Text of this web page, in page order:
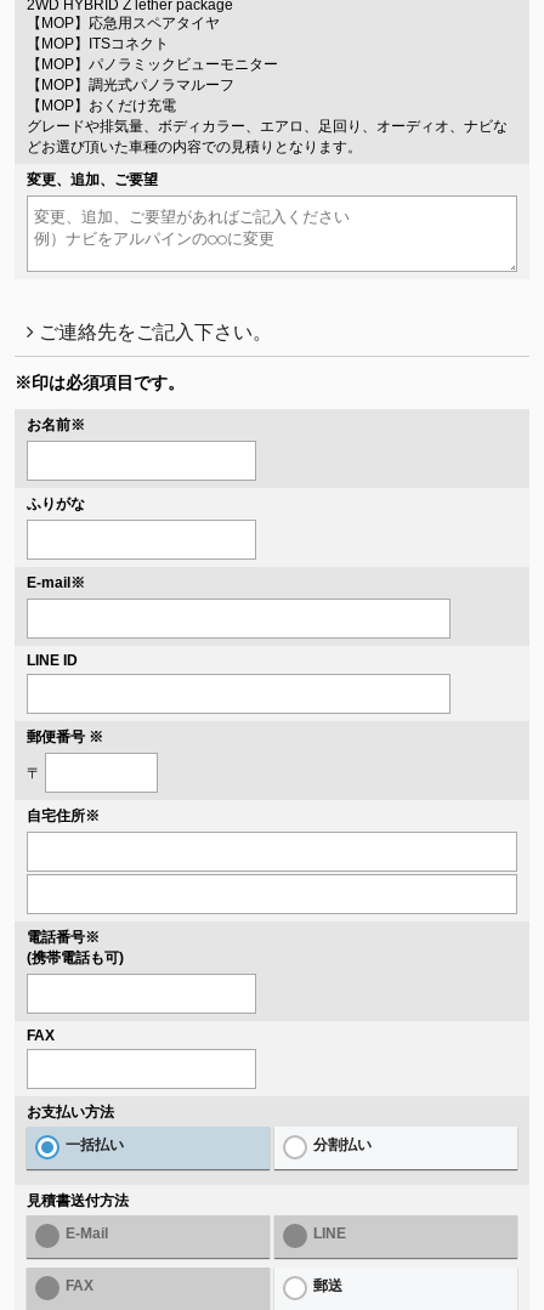
2WD HYBRID Z lether package
【MOP】応急用スペアタイヤ
【MOP】ITSコネクト
【MOP】パノラミックビューモニター
【MOP】調光式パノラマルーフ
【MOP】おくだけ充電
グレードや排気量、ボディカラー、エアロ、足回り、オーディオ、ナビな
どお選び頂いた車種の内容での見積りとなります。
変更、追加、ご要望
ご連絡先をご記入下さい。
※印は必須項目です。
お名前※
ふりがな
E-mail ※
LINE ID
郵便番号 ※
〒
自宅住所※
電話番号※
(携帯電話も可)
FAX
お支払い方法
一括払い
分割払い
見積書送付方法
E-Mail
LINE
FAX 郵送